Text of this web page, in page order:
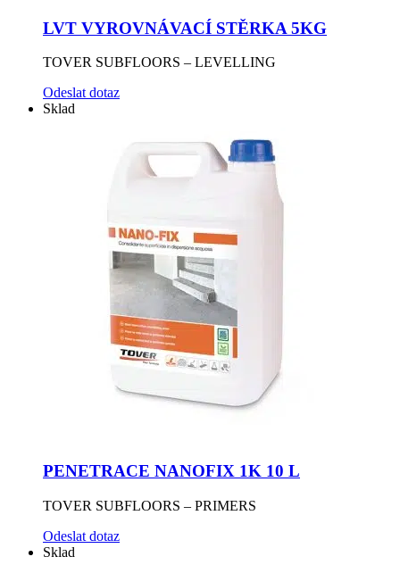
LVT VYROVNÁVACÍ STĚRKA 5KG
TOVER SUBFLOORS – LEVELLING
Odeslat dotaz
Sklad
PENETRACE NANOFIX 1K 10 L
TOVER SUBFLOORS – PRIMERS
Odeslat dotaz
Sklad